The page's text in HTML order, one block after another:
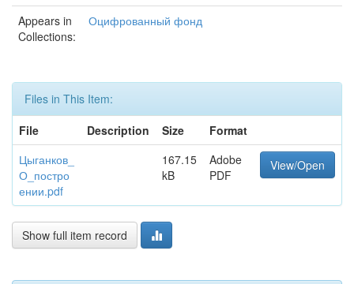
Appears in
Collections:
Оцифрованный фонд
Files in This Item:
File
Description Size
Format
Цыганков_
О_постро
ении.pdf
167.15
kB
Adobe
PDF
View/Open
Show full item record